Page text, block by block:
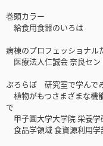
巻頭カラー
給食用食器のいろは
病棟のプロフェッショナル
医療法人仁誠会 奈良セン
ぷろらぼ 研究室で学んで
植物がもつさまざまな機
で
甲子園大学大学院 栄養
食品学領域 食資源利用学